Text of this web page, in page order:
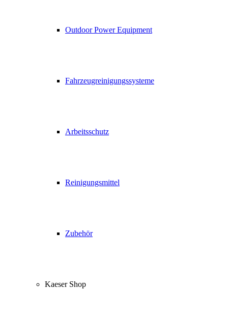
Outdoor Power Equipment
Fahrzeugreinigungssysteme
Arbeitsschutz
Reinigungsmittel
Zubehör
Kaeser Shop